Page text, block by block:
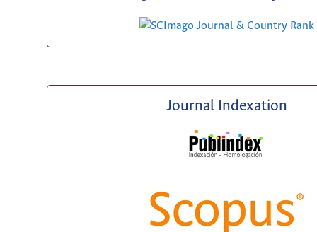
Journal Indexation